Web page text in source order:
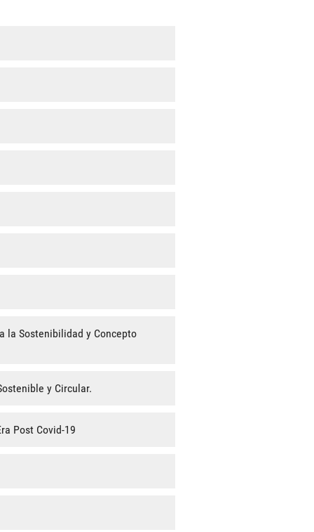
la Sostenibilidad y Concepto
y Circular.
Post Covid-19